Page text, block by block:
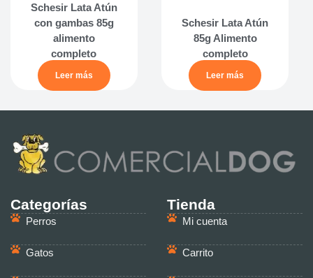
Schesir Lata Atún
con gambas 85g
alimento
completo
Leer más
Schesir Lata Atún
85g Alimento
completo
Leer más
Categorías
Perros
Gatos
Tienda
Mi cuenta
Carrito